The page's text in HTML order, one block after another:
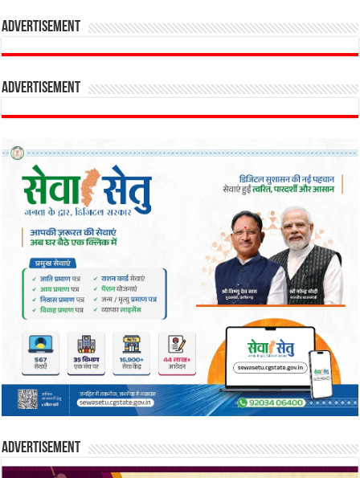
Advertisement
Advertisement
Advertisement